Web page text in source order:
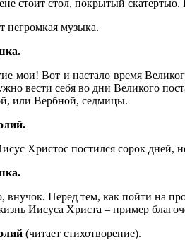
стоит стол, покрытый скатертью.
негромкая музыка.
мои! Вот и настало время
вести себя во дни Великого
или Вербной, седмицы.
Христос постился сорок дней,
внучок. Перед тем, как пойти на
Иисуса Христа – пример
(читает стихотворение).